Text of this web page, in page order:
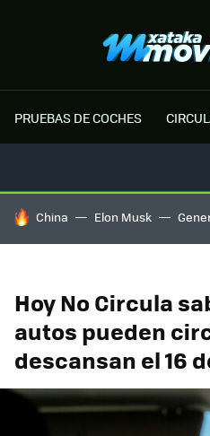
PRUEBAS DE COCHES
HOY SE HABLA DE
China Elon Musk
Hoy No Circula
autos pueden
descansan el 16